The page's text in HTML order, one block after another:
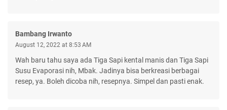
Bambang Irwanto
August 12, 2022 at 8:53 AM
Wah baru tahu saya ada Tiga Sapi kental manis dan Tiga Sapi
Susu Evaporasi nih, Mbak. Jadinya bisa berkreasi berbagai
resep, ya. Boleh dicoba nih, resepnya. Simpel dan pasti enak.